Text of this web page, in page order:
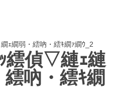
ｪ繝弱・繧吶・繧ｷ繝ｧ繝ｳ_2
繧偵▽縺ｪ縺
吶・繧ｷ繝